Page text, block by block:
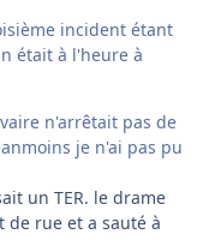
incident étant
était à l'heure à
n'arrêtait pas de
je n'ai pas pu
un TER. le drame
rue et a sauté à